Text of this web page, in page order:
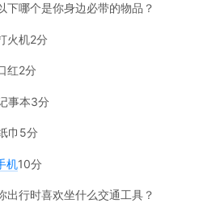
下哪个是你身边必带的物品？
火机2分
红2分
事本3分
巾5分
机10分
出行时喜欢坐什么交通工具？